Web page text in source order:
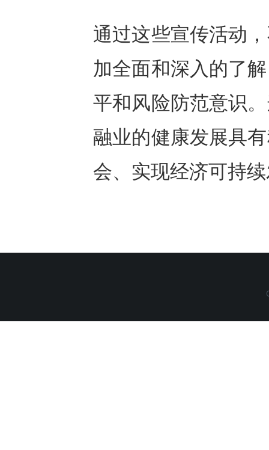
通过这些宣传活动
加全面和深入的了
平和风险防范意识
融业的健康发展具
会、实现经济可持